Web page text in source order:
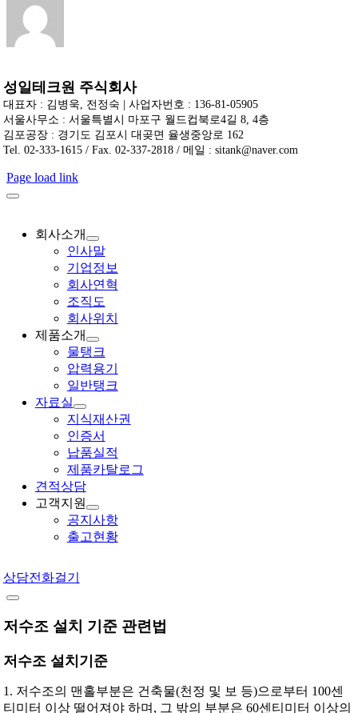
성일테크원 주식회사
대표자 : 김병욱, 전정숙 | 사업자번호 : 136-81-05905
서울사무소 : 서울특별시 마포구 월드컵북로4길 8, 4층
김포공장 : 경기도 김포시 대곶면 율생중앙로 162
Tel. 02-333-1615 / Fax. 02-337-2818 / 메일 : sitank@naver.com
Page load link
회사소개
인사말
기업정보
회사연혁
조직도
회사위치
제품소개
물탱크
압력용기
일반탱크
자료실
지식재산권
인증서
납품실적
제품카탈로그
견적상담
고객지원
공지사항
출고현황
상담전화걸기
저수조 설치 기준 관련법
저수조 설치기준
1. 저수조의 맨홀부분은 건축물(천정 및 보 등)으로부터 100센
티미터 이상 떨어져야 하며, 그 밖의 부분은 60센티미터 이상의